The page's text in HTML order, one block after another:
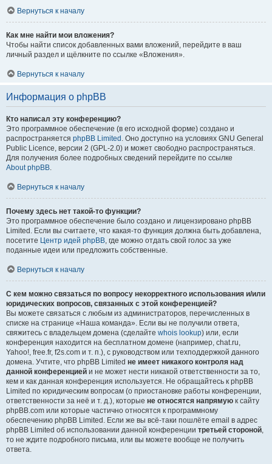
Вернуться к началу
Как мне найти мои вложения?
Чтобы найти список добавленных вами вложений, перейдите в ваш
личный раздел и щёлкните по ссылке «Вложения».
Вернуться к началу
Информация о phpBB
Кто написал эту конференцию?
Это программное обеспечение (в его исходной форме) создано и
распространяется phpBB Limited . Оно доступно на условиях GNU General
Public Licence, версии 2 (GPL-2.0) и может свободно распространяться.
Для получения более подробных сведений перейдите по ссылке
About phpBB.
Вернуться к началу
Почему здесь нет такой-то функции?
Это программное обеспечение было создано и лицензировано phpBB
Limited. Если вы считаете, что какая-то функция должна быть добавлена,
посетите Центр идей phpBB, где можно отдать свой голос за уже
поданные идеи или предложить собственные.
Вернуться к началу
С кем можно связаться по вопросу некорректного использования и/или
юридических вопросов, связанных с этой конференцией?
Вы можете связаться с любым из администраторов, перечисленных в
списке на странице «Наша команда». Если вы не получили ответа,
свяжитесь с владельцем домена (сделайте whois lookup) или, если
конференция находится на бесплатном домене (например, chat.ru,
Yahoo!, free.fr, f2s.com и т. п.), с руководством или техподдержкой данного
домена. Учтите, что phpBB Limited не имеет никакого контроля над
данной конференцией и не может нести никакой ответственности за то,
кем и как данная конференция используется. Не обращайтесь к phpBB
Limited по юридическим вопросам (о приостановке работы конференции,
ответственности за неё и т. д.), которые не относятся напрямую к сайту
phpBB.com или которые частично относятся к программному
обеспечению phpBB Limited. Если же вы всё-таки пошлёте email в адрес
phpBB Limited об использовании данной конференции третьей стороной,
то не ждите подробного письма, или вы можете вообще не получить
ответа.